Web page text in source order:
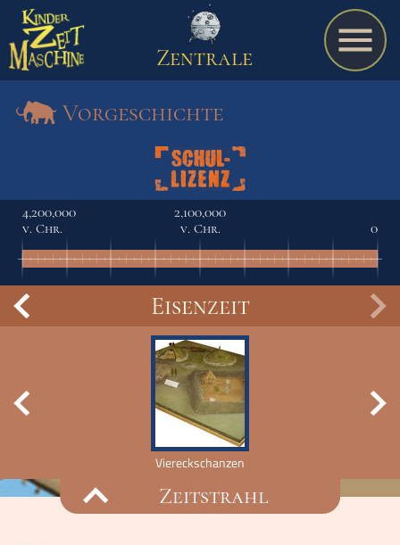
A bis Z
Termine
Schulmaterialien
Zentrale
Vorgeschichte
4,200,000
v. Chr.
2,100,000
v. Chr.
0
Eisenzeit
Viereckschanzen
Zeitstrahl